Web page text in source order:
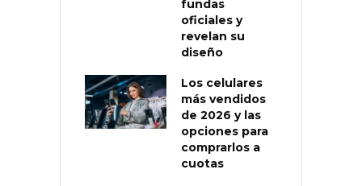
fundas
oficiales y
revelan su
diseño
Los celulares
más vendidos
de 2026 y las
opciones para
comprarlos a
cuotas